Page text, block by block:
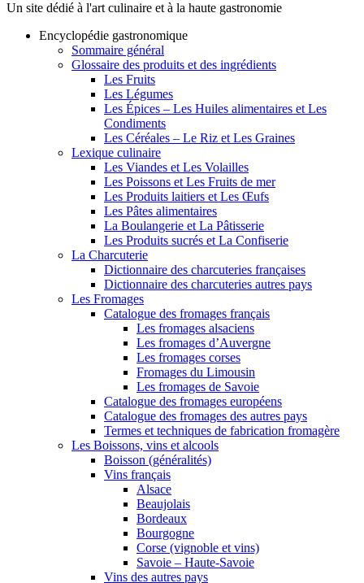
Un site dédié à l'art culinaire et à la haute gastronomie
Encyclopédie gastronomique
Sommaire général
Glossaire des produits et des ingrédients
Les Fruits
Les Légumes
Les Épices – Les Huiles alimentaires et Les
Condiments
Les Céréales – Le Riz et Les Graines
Lexique culinaire
Les Viandes et Les Volailles
Les Poissons et Les Fruits de mer
Les Produits laitiers et Les Œufs
Les Pâtes alimentaires
La Boulangerie et La Pâtisserie
Les Produits sucrés et La Confiserie
La Charcuterie
Dictionnaire des charcuteries françaises
Dictionnaire des charcuteries autres pays
Les Fromages
Catalogue des fromages français
Les fromages alsaciens
Les fromages d’Auvergne
Les fromages corses
Fromages du Limousin
Les fromages de Savoie
Catalogue des fromages européens
Catalogue des fromages des autres pays
Termes et techniques de fabrication fromagère
Les Boissons, vins et alcools
Boisson (généralités)
Vins français
Alsace
Beaujolais
Bordeaux
Bourgogne
Corse (vignoble et vins)
Savoie – Haute-Savoie
Vins des autres pays